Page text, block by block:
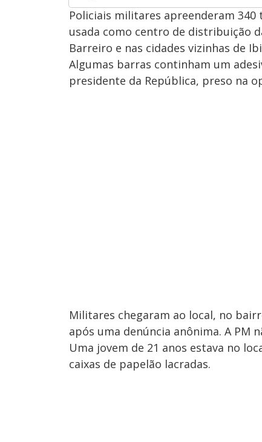
Policiais militares apreenderam
usada como centro de distribuição
Barreiro e nas cidades vizinhas de
Algumas barras continham um
presidente da República, preso na
Militares chegaram ao local, no
após uma denúncia anônima. A PM
Uma jovem de 21 anos estava no
caixas de papelão lacradas.